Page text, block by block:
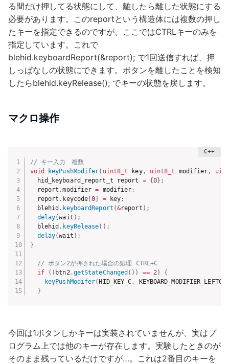
る間だけ押してる状態にして、離したら離した状態にする
必要があります。このreportという構造体には複数の押し
たキーを指定できるのですが、ここではCTRLキーのみを
指定しています。これで
blehid.keyboardReport(&report); で1回送信すれば、押
しっぱなしの状態にできます。ボタンを離したことを検知
したらblehid.keyRelease(); でキーの状態を戻します。
マクロ操作
// キー入力　複数
void
keyPushModifer( uint8_t key, uint8_t modifier ,
  hid_keyboard_report_t report
= {0} ;
  report
.modifier = modifier ;
  report
. keycode [0] = key ;
  blehid
. keyboardReport (&report ) ;
delay(wait ) ;
  blehid
. keyRelease( ) ;
delay(wait ) ;
}
// ボタン2が押された場合の処理 CTRL+C
if
( ( btn2.getStateChanged ( ) ) == 2)
{
keyPushModifer(HID_KEY_C ,
}
今回は1ボタンしかキーは実装されていませんが、実はプ
ログラム上では他のキーが存在します。実験したときのが
そのまま残っているだけですが…。これは2番目のキーを